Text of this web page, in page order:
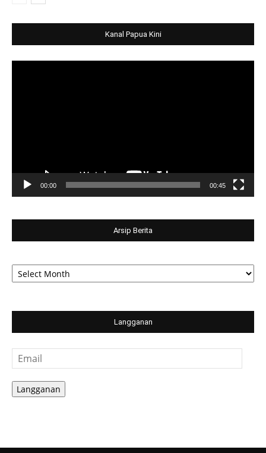
Kanal Papua Kini
00:00 00:45
Arsip Berita
Arsip
Berita
Langganan
Email
Langganan